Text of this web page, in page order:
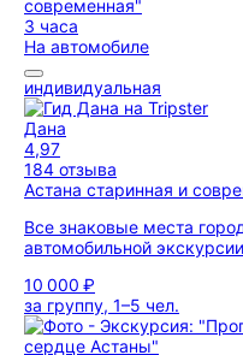
3 часа
На автомобиле
индивидуальная
Дана
4,97
184 отзыва
Астана старинная и
Все знаковые места
автомобильной
10 000 ₽
за группу, 1–5 чел.